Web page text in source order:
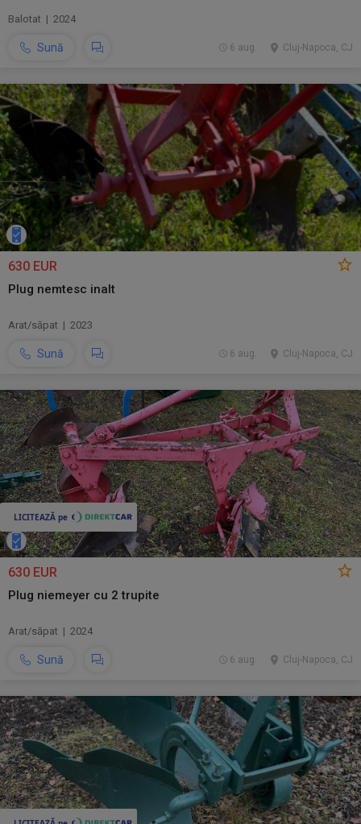
Balotat | 2024
Sună Cluj-Napoca, CJ
6 aug.
630 EUR
Plug nemtesc inalt
Arat/săpat | 2023
Sună Cluj-Napoca, CJ
6 aug.
630 EUR
Plug niemeyer cu 2 trupite
Arat/săpat | 2024
Sună Cluj-Napoca, CJ
6 aug.